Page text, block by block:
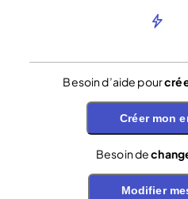
Besoin d’aide pour
Créer mon
Besoin de
Modifier